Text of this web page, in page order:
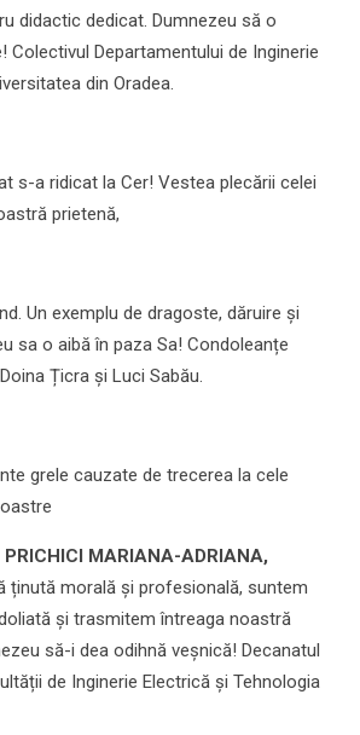
didactic dedicat. Dumnezeu să o
Colectivul Departamentului de Inginerie
din Oradea.
s-a ridicat la Cer! Vestea plecării celei
prietenă,
Un exemplu de dragoste, dăruire și
sa o aibă în paza Sa! Condoleanțe
Țicra și Luci Sabău.
grele cauzate de trecerea la cele
MARIANA-ADRIANA,
ținută morală și profesională, suntem
și trasmitem întreaga noastră
să-i dea odihnă veșnică! Decanatul
de Inginerie Electrică și Tehnologia